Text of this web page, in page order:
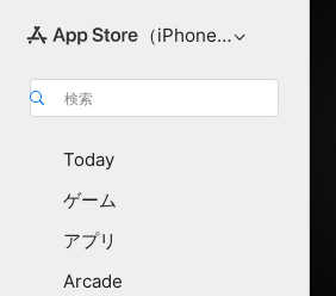
（iPhone向け）
検索
Today
ゲーム
アプリ
Arcade